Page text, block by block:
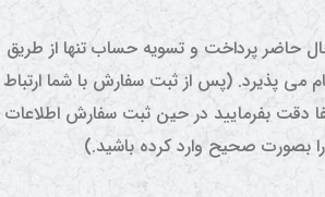
حاضر پرداخت و تسویه حساب تنها از طریق
می پذیرد. (پس از ثبت سفارش با شما ارتباط
دقت بفرمایید در حین ثبت سفارش اطلاعات
بصورت صحیح وارد کرده باشید.)